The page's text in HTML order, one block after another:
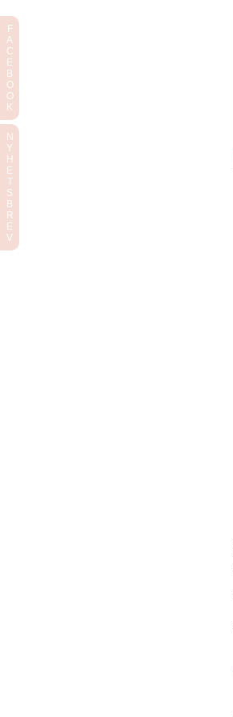
F
A
C
E
B
O
O
K
N
Y
H
E
T
S
B
R
E
V